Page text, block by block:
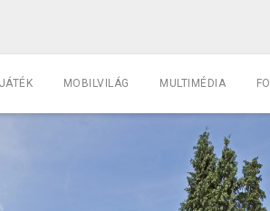
JÁTÉK MOBILVILÁG MULTIMÉDIA